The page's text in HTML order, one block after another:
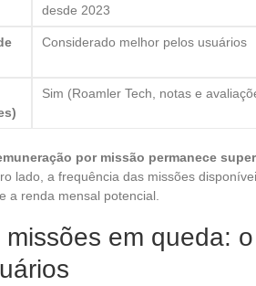
desde 2023
Considerado melhor pelos usuários
Sim (Roamler Tech, notas e
por missão permanece
lado, a frequência das missões
a renda mensal potencial.
missões em queda: